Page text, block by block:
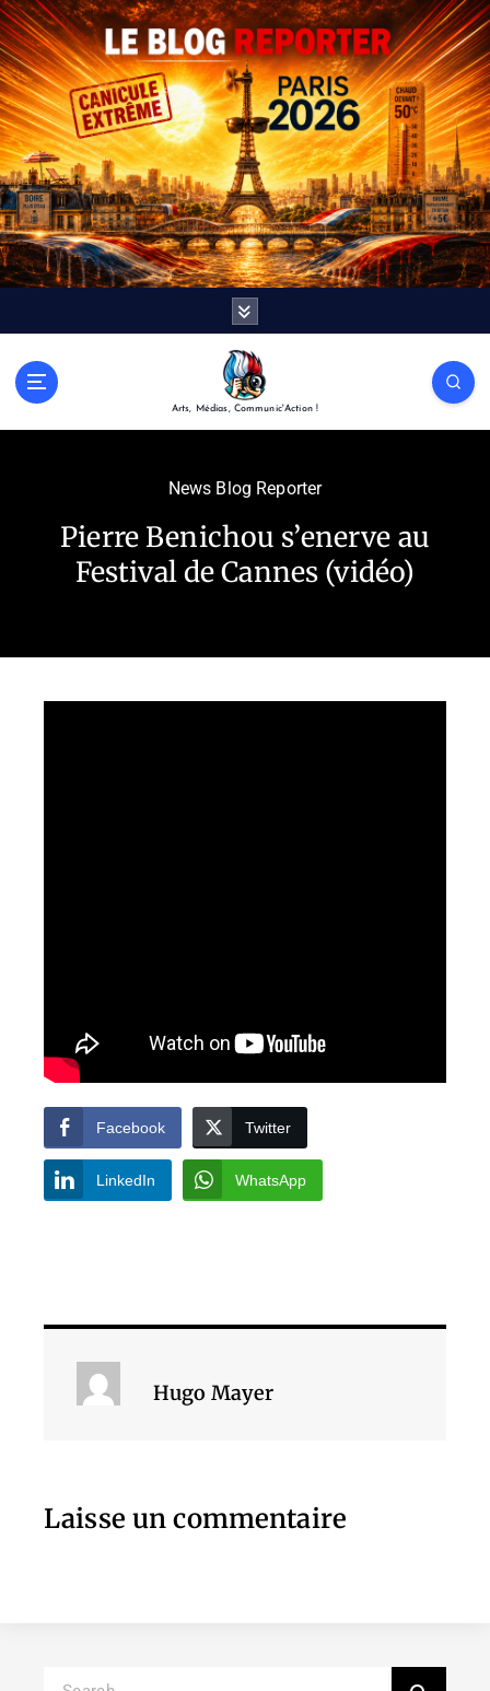
Arts, Médias, Communic'Action !
News Blog Reporter
Pierre Benichou s’enerve au
Festival de Cannes (vidéo)
Facebook Twitter
LinkedIn WhatsApp
Hugo Mayer
Laisse un commentaire